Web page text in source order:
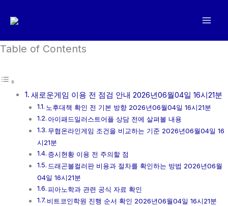
로
너
Table of Contents
새로운게임 이용 전 점검 안내 2026년06월04일 16시21분
노후대책 확인 전 기본 방향 2026년06월04일 16시21분
아이패드일러스트어플 상담 전에 살펴볼 내용
무협온라인게임 조건을 비교하는 기준 2026년06월04일 16
시21분
증시현황 이용 전 주의할 점
드래곤볼컬러판 비용과 절차를 확인하는 방법 2026년06월
04일 16시21분
피아노학과 관련 공식 자료 확인
비트코인학원 진행 순서 확인 2026년06월04일 16시21분